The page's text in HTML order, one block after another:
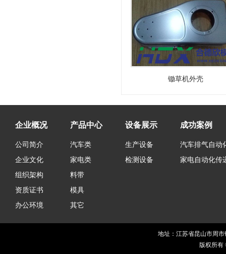
锄草机外壳
企业概况
公司简介
企业文化
组织架构
资质证书
办公环境
产品中心
汽车类
家电类
料带
模具
其它
设备展示
生产设备
检测设备
成功案例
汽车排气自动
家电自动化传
地址：江苏省昆山市周
版权所